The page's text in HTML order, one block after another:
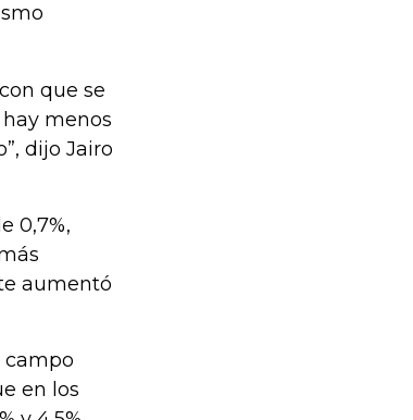
que se
menos
dijo Jairo
0,7%,
aumentó
campo
en los